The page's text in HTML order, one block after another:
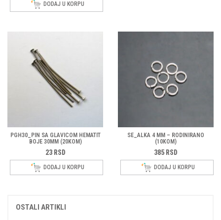
DODAJ U KORPU
PGH30_PIN SA GLAVICOM HEMATIT
BOJE 30MM (20KOM)
23 RSD
DODAJ U KORPU
SE_ALKA 4 MM – RODINIRANO
(10KOM)
385 RSD
DODAJ U KORPU
OSTALI ARTIKLI